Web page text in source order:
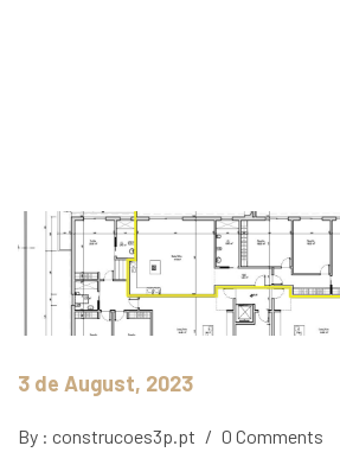
3 de August, 2023
By : construcoes3p.pt / 0 Comments